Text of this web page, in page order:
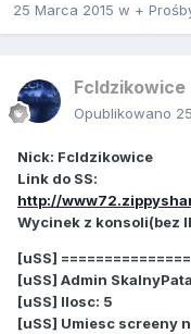
25 Marca 2015 w +
FcIdzikowice
Opublikowano
Nick: FcIdzikowice
Link do SS:
http://
Wycinek z konsoli(bez
[uSS]
[uSS] Admin
[uSS] Ilosc: 5
[uSS] Umiesc screeny